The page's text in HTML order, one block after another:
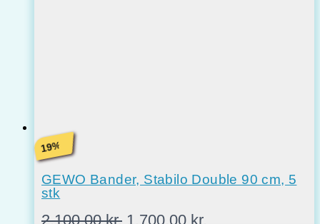
19%
GEWO Bander, Stabilo Double 90 cm, 5
stk
2.100,00kr. Den
1.700,00 kr.